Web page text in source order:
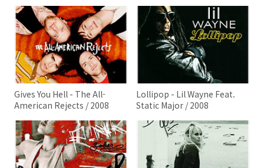
Gives You Hell - The All-
American Rejects / 2008
Lollipop - Lil Wayne Feat.
Static Major / 2008